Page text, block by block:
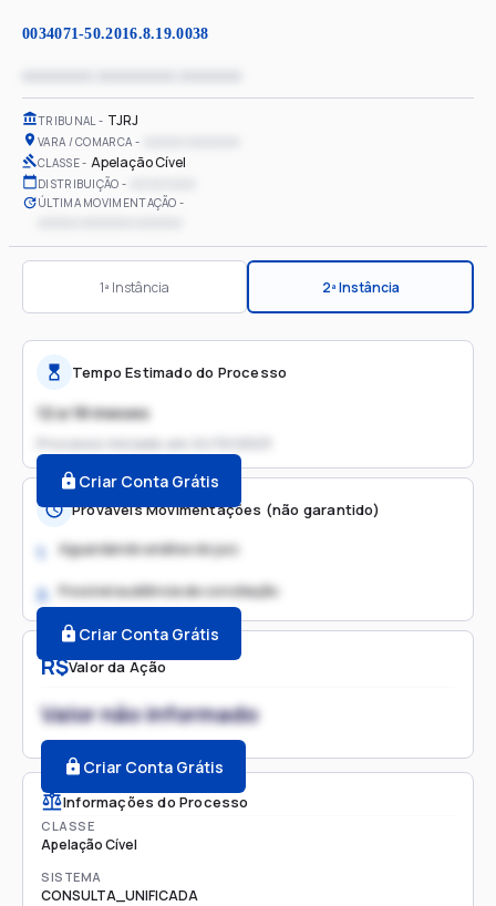
0034071-50.2016.8.19.0038
TRIBUNAL TJRJ
VARA / COMARCA
CLASSE Apelação Cível
DISTRIBUIÇÃO
ÚLTIMA MOVIMENTAÇÃO
1ª Instância 2ª Instância
R$Valor da Ação
Valor não informado
Criar Conta Grátis
Informações do Processo
CLASSE
Apelação Cível
SISTEMA
CONSULTA_UNIFICADA
Tempo Estimado do Processo
12 a 18 meses
Processo iniciado em
Criar Conta Grátis
Prováveis Movimentações (não garantido)
1. Aguardando análise do juiz
2. Possível audiência de conciliação
Criar Conta Grátis